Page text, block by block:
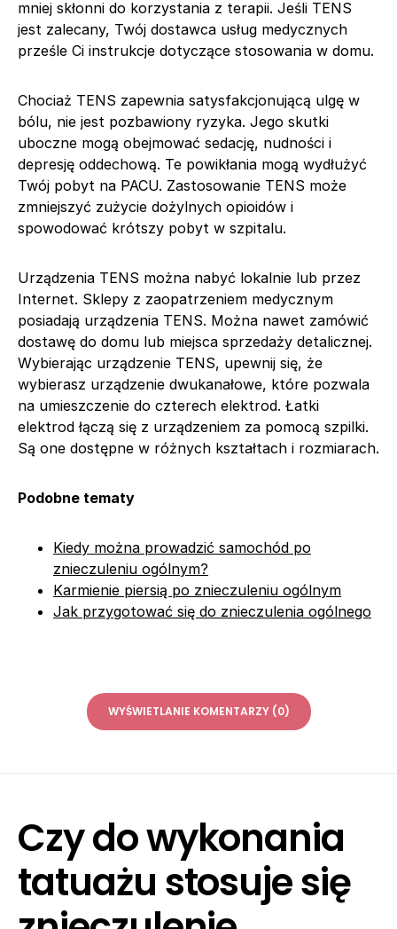
mniej skłonni do korzystania z terapii. Jeśli TENS
jest zalecany, Twój dostawca usług medycznych
prześle Ci instrukcje dotyczące stosowania w domu.
Chociaż TENS zapewnia satysfakcjonującą ulgę w
bólu, nie jest pozbawiony ryzyka. Jego skutki
uboczne mogą obejmować sedację, nudności i
depresję oddechową. Te powikłania mogą wydłużyć
Twój pobyt na PACU. Zastosowanie TENS może
zmniejszyć zużycie dożylnych opioidów i
spowodować krótszy pobyt w szpitalu.
Urządzenia TENS można nabyć lokalnie lub przez
Internet. Sklepy z zaopatrzeniem medycznym
posiadają urządzenia TENS. Można nawet zamówić
dostawę do domu lub miejsca sprzedaży detalicznej.
Wybierając urządzenie TENS, upewnij się, że
wybierasz urządzenie dwukanałowe, które pozwala
na umieszczenie do czterech elektrod. Łatki
elektrod łączą się z urządzeniem za pomocą szpilki.
Są one dostępne w różnych kształtach i rozmiarach.
Podobne tematy
Kiedy można prowadzić samochód po
znieczuleniu ogólnym?
Karmienie piersią po znieczuleniu ogólnym
Jak przygotować się do znieczulenia ogólnego
WYŚWIETLANIE KOMENTARZY (0)
Czy do wykonania
tatuażu stosuje się